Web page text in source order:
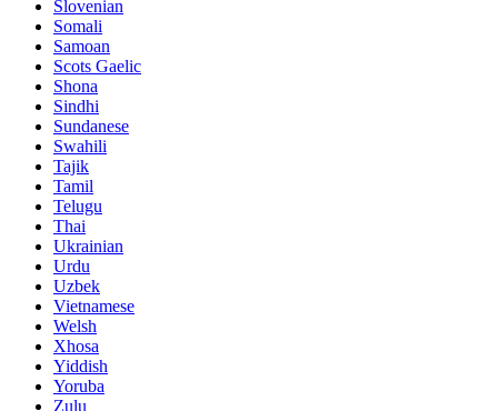
Slovenian
Somali
Samoan
Scots Gaelic
Shona
Sindhi
Sundanese
Swahili
Tajik
Tamil
Telugu
Thai
Ukrainian
Urdu
Uzbek
Vietnamese
Welsh
Xhosa
Yiddish
Yoruba
Zulu